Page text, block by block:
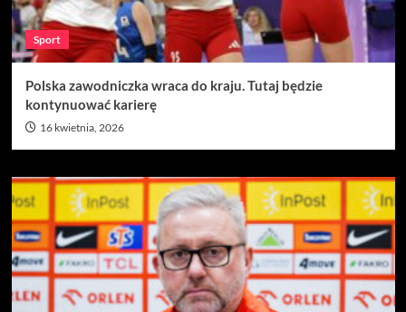
Sport
Polska zawodniczka wraca do kraju. Tutaj będzie
kontynuować karierę
16 kwietnia, 2026